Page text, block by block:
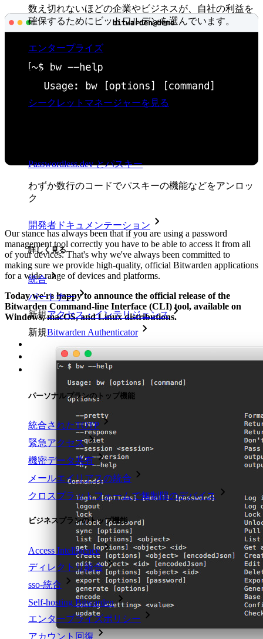
数え切れないほどの企業やビジネスが、自社の利益を
確保するためにビットワルデンを選んでいます。
エンタープライズ
開発者向け製品
シークレットマネージャーを見る
Passwordless.dev とパスキー
わずか数行のコードでパスキーの機能などをアンロッ
ク
開発者ドキュメンテーション
詳しく見る
統合
パートナー
新規アクセス・インテリジェンス
新規Bitwarden Authenticator
ダウンロード
ツール＆機能
パーソナルプランのトップ機能
統合されたTOTP
緊急アクセス
機密データ共有
メールエイリアスの統合
クロスプラットフォームで無制限のデバイス
ビジネスプランのトップ機能
Access Intelligence
ディレクトリ統合
sso-統合
Self-hosting Bitwarden
エンタープライズポリシー
アカウント回復
Our stance has always been that if you are using a password
management tool correctly you have to be able to access it from all
of your devices. That's why we've always been committed to
making sure we provide high-quality, official Bitwarden applications
for a wide range of devices and platforms.
Today we're happy to announce the official release of the
Bitwarden Command-line Interface (CLI) tool, available on
Windows, macOS, and Linux distributions.